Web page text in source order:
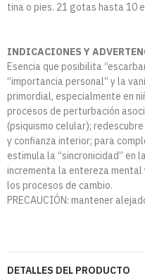
tina o pies. 21 gotas hasta 10
INDICACIONES Y
Esencia que posibilita
“importancia personal” y la
primordial, especialmente en
procesos de perturbación
(psiquismo celular);
y confianza interior; para
estimula la “sincronicidad” en
incrementa la entereza
los procesos de cambio.
PRECAUCIÓN: mantener
DETALLES DEL PRODUCTO